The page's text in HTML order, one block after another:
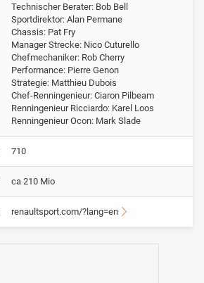
Technischer Berater: Bob Bell
Sportdirektor: Alan Permane
Chassis: Pat Fry
Manager Strecke: Nico Cuturello
Chefmechaniker: Rob Cherry
Performance: Pierre Genon
Strategie: Matthieu Dubois
Chef-Renningenieur: Ciaron Pilbeam
Renningenieur Ricciardo: Karel Loos
Renningenieur Ocon: Mark Slade
710
ca 210 Mio
renaultsport.com/?lang=en